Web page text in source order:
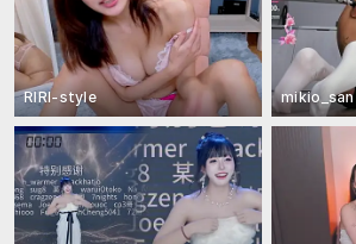
RIRI-style mikio_san